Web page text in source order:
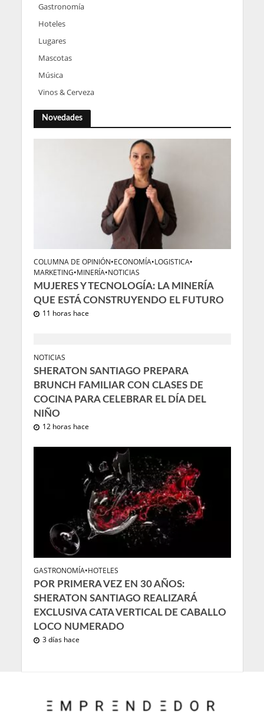
Gastronomía
Hoteles
Lugares
Mascotas
Música
Vinos & Cerveza
Novedades
COLUMNA DE OPINIÓN•ECONOMÍA•LOGISTICA•
MARKETING•MINERÍA•NOTICIAS
MUJERES Y TECNOLOGÍA: LA MINERÍA
QUE ESTÁ CONSTRUYENDO EL FUTURO
11 horas hace
NOTICIAS
SHERATON SANTIAGO PREPARA
BRUNCH FAMILIAR CON CLASES DE
COCINA PARA CELEBRAR EL DÍA DEL
NIÑO
12 horas hace
GASTRONOMÍA•HOTELES
POR PRIMERA VEZ EN 30 AÑOS:
SHERATON SANTIAGO REALIZARÁ
EXCLUSIVA CATA VERTICAL DE CABALLO
LOCO NUMERADO
3 días hace